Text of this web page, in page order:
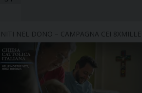
NEL DONO – CAMPAGNA CEI 8XMILLE